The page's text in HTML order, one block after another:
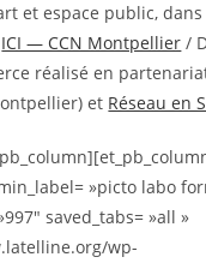
et espace public, dans
ICI — CCN Montpellier /
réalisé en
et Réseau en
»picto labo
saved_tabs= »all »
wp-